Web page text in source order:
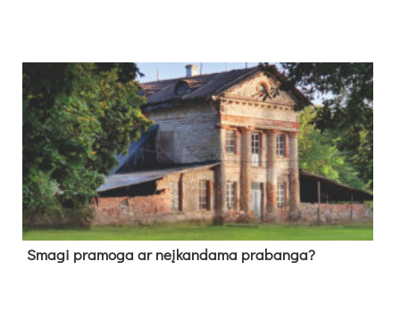
Sma­gi pra­mo­ga ar neį­kan­da­ma pra­ban­ga?